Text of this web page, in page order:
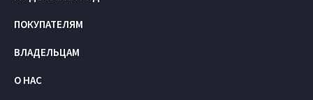
ПОКУПАТЕЛЯМ
ВЛАДЕЛЬЦАМ
О НАС